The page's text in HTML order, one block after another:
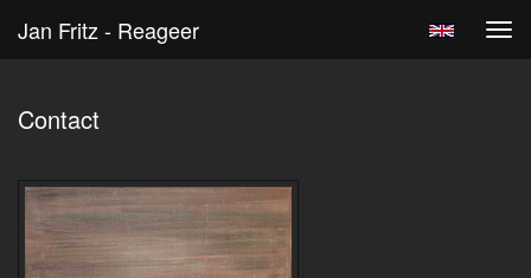
Jan Fritz - Reageer
Contact